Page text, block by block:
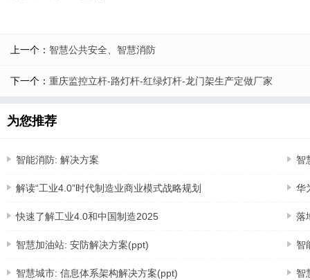
上一个： 智慧公共安全、智慧消防
下一个： 重庆监控立杆-路灯杆-红绿灯杆-龙门架生产定做厂家
为您推荐
智能消防: 解决方案 智
解读“工业4.0”时代制造业商业模式战略规划 华
快速了解工业4.0和中国制造2025 落
智慧加油站: 安防解决方案(ppt) 智
智慧城市: 信息体系架构解决方案(ppt) 智